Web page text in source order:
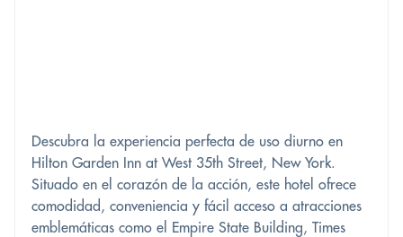
Descubra la experiencia perfecta de uso diurno en
Hilton Garden Inn at West 35th Street, New York.
Situado en el corazón de la acción, este hotel ofrece
comodidad, conveniencia y fácil acceso a atracciones
emblemáticas como el Empire State Building, Times